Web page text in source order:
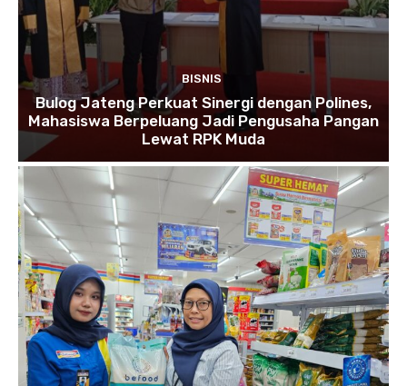
BISNIS
Bulog Jateng Perkuat Sinergi dengan Polines,
Mahasiswa Berpeluang Jadi Pengusaha Pangan
Lewat RPK Muda